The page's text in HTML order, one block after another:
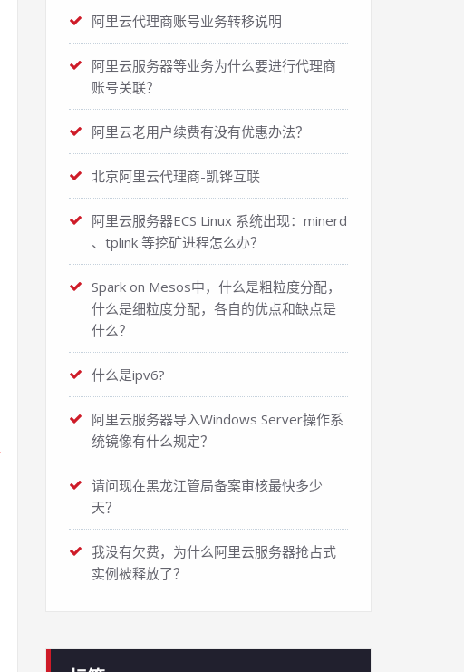
阿里云代理商账号业务转移说明
阿里云服务器等业务为什么要进行代理商
账号关联？
阿里云老用户续费有没有优惠办法？
北京阿里云代理商-凯铧互联
阿里云服务器ECS Linux 系统出现：minerd
、tplink 等挖矿进程怎么办？
Spark on Mesos中，什么是粗粒度分配，
什么是细粒度分配，各自的优点和缺点是
什么？
什么是ipv6?
阿里云服务器导入Windows Server操作系
统镜像有什么规定？
请问现在黑龙江管局备案审核最快多少
天？
我没有欠费，为什么阿里云服务器抢占式
实例被释放了？